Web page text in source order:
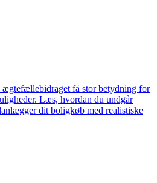
ægtefællebidraget få stor betydning for
Læs, hvordan du undgår
dit boligkøb med realistiske